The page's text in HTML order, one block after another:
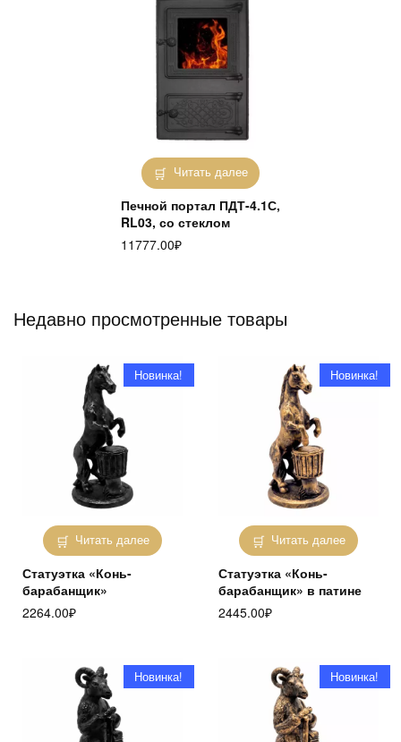
Читать далее
Печной портал ПДТ-4.1С,
RL03, со стеклом
11777.00₽
Недавно просмотренные товары
Читать далее
Новинка!
Статуэтка «Конь-
барабанщик»
2264.00₽
Читать далее
Новинка!
Статуэтка «Конь-
барабанщик» в патине
2445.00₽
Новинка! Новинка!